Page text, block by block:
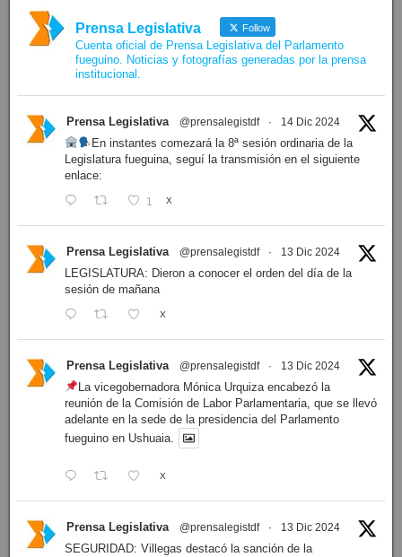
Prensa Legislativa Follow
Cuenta oficial de Prensa Legislativa del Parlamento
fueguino. Noticias y fotografías generadas por la prensa
institucional.
Prensa Legislativa @prensalegistdf · 14 Dic 2024
En instantes comezará la 8ª sesión ordinaria de la
Legislatura fueguina, seguí la transmisión en el siguiente
enlace:
1 X
Prensa Legislativa @prensalegistdf · 13 Dic 2024
LEGISLATURA: Dieron a conocer el orden del día de la
sesión de mañana
X
Prensa Legislativa @prensalegistdf · 13 Dic 2024
La vicegobernadora Mónica Urquiza encabezó la
reunión de la Comisión de Labor Parlamentaria, que se llevó
adelante en la sede de la presidencia del Parlamento
fueguino en Ushuaia.
X
Prensa Legislativa @prensalegistdf · 13 Dic 2024
SEGURIDAD: Villegas destacó la sanción de la